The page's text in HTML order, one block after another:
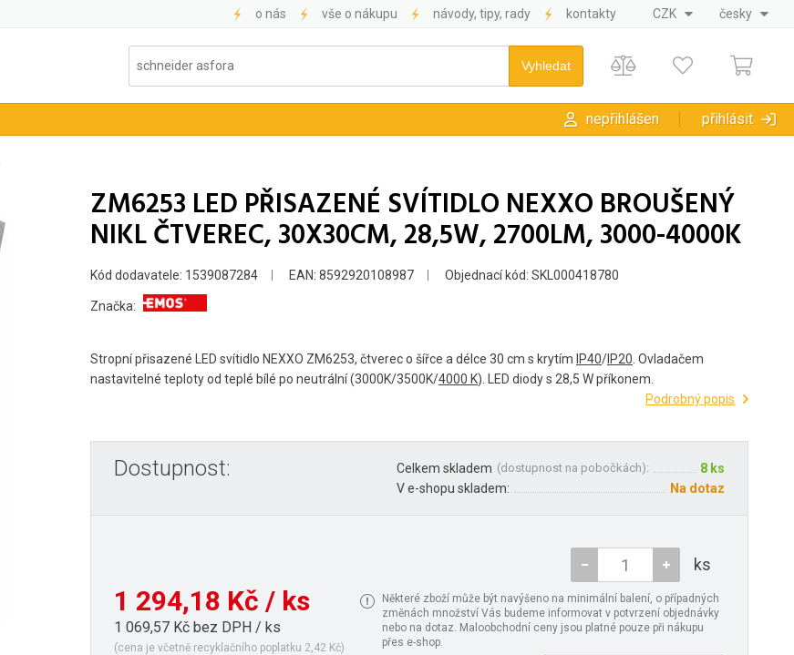
o nás vše o nákupu návody, tipy, rady kontakty CZK česky
nepřihlášen přihlásit
ZM6253 LED PŘISAZENÉ SVÍTIDLO NEXXO BROUŠENÝ
NIKL ČTVEREC, 30X30CM, 28,5W, 2700LM, 3000-4000K
Kód dodavatele: 1539087284 EAN: 8592920108987 Objednací kód: SKL000418780
Značka:
Stropní přisazené LED svítidlo NEXXO ZM6253, čtverec o šířce a délce 30 cm s krytím IP40/ IP20 . Ovladačem
nastavitelné teploty od teplé bílé po neutrální (3000K/3500K/4000 K). LED diody s 28,5 W příkonem.
Podrobný popis
Dostupnost: Celkem skladem (dostupnost na pobočkách):
8 ks
V e-shopu skladem:
Na dotaz
1 294,18 Kč / ks
1 069,57 Kč bez DPH / ks
(cena je včetně recyklačního poplatku 2,42 Kč)
ks
Některé zboží může být navýšeno na minimální balení, o případných
změnách množství Vás budeme informovat v potvrzení objednávky
nebo na dotaz. Maloobchodní ceny jsou platné pouze při nákupu
přes e-shop.